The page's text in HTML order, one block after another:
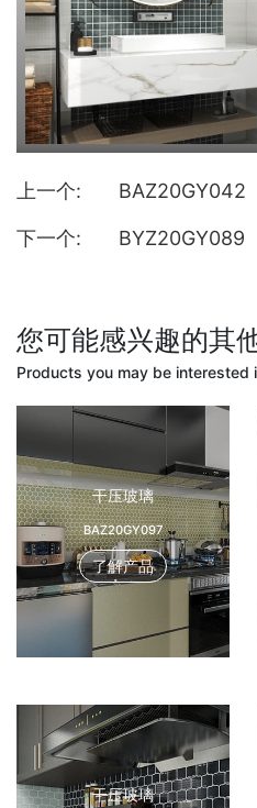
上一个: BAZ20GY042
下一个: BYZ20GY089
您可能感兴趣的其
Products you may be interested
干压玻璃
BAZ20GY097
了解产品
干压玻璃